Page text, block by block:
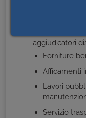
aggiudicatori
Forniture
Affidamenti
Lavori
Servizio